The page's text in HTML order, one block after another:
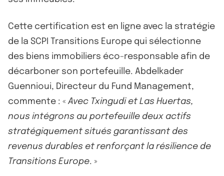
Cette certification est en ligne avec la stratégie
de la SCPI Transitions Europe qui sélectionne
des biens immobiliers éco-responsable afin de
décarboner son portefeuille. Abdelkader
Guennioui, Directeur du Fund Management,
commente : « Avec Txingudi et Las Huertas,
nous intégrons au portefeuille deux actifs
stratégiquement situés garantissant des
revenus durables et renforçant la résilience de
Transitions Europe. »